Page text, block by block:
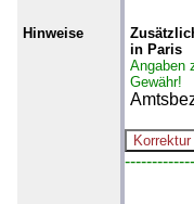
Hinweise
in Paris
Angaben
Gewähr!